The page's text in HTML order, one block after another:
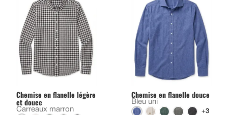
Chemise en flanelle légère
et douce
Carreaux marron
Chemise en flanelle douce
Bleu uni
+3